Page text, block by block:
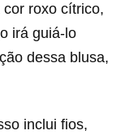
roxo cítrico,
irá guiá-lo
dessa blusa,
inclui fios,